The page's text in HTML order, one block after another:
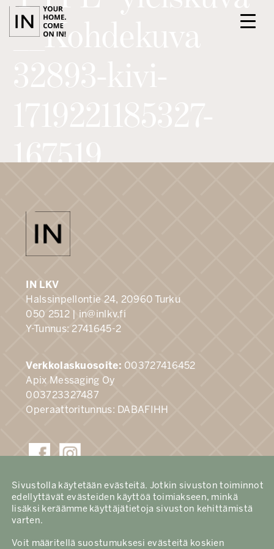
__Kohdekuva
167519
IN LKV
Halssinpellontie 24, 20960 Turku
050 2512 | in@inlkv.fi
Y-Tunnus: 2741645-2
Verkkolaskuosoite: 003727416452
Apix Messaging Oy
003723327487
Operaattoritunnus: DABAFIHH
Ota yhteyttä!
Sivustolla käytetään evästeitä. Jotkin sivuston toiminnot
edellyttävät evästeiden käyttöä toimiakseen, minkä
lisäksi keräämme käyttäjätietoja sivuston kehittämistä
varten.
Voit määritellä suostumuksesi evästeitä koskien